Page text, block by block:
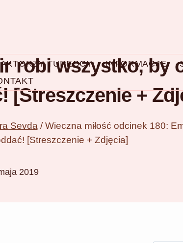
AKTORZY TURECCY INFORMACJE
robi wszystko, by
[Streszczenie +
Sevda / Wieczna miłość odcinek 180:
[Streszczenie + Zdjęcia]
2019